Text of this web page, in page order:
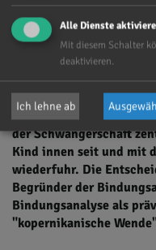
Beziehung
Veranstaltende:
Die 9.
der Schwangerschaft
Kind innen seit und mit
wiederfuhr. Die
Begründer der
Bindungsanalyse als
"kopernikanische
Alle Dienste
Mit diesem Schalter
deaktivieren.
Ich lehne ab